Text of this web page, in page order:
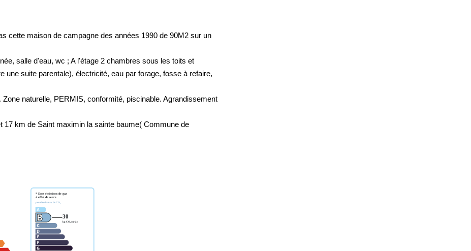
cette maison de campagne des années 1990 de 90M2 sur un
salle d'eau, wc ; A l'étage 2 chambres sous les toits et
suite parentale), électricité, eau par forage, fosse à refaire,
naturelle, PERMIS, conformité, piscinable. Agrandissement
km de Saint maximin la sainte baume( Commune de